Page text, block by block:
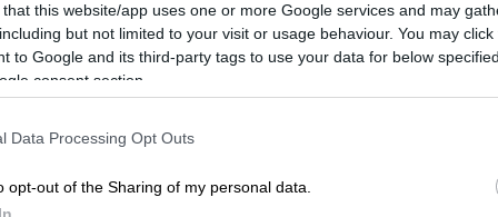
that this website/app uses one or more Google services and may
but not limited to your visit or usage behaviour. You may
to Google and its third-party tags to use your data for below
consent section.
Data Processing Opt Outs
opt-out of the Sharing of my personal data.
δολάρια (506 δισεκατομμύρια
της, έπειτα από τρία χρόνια
Παγκόσμια Τράπεζα